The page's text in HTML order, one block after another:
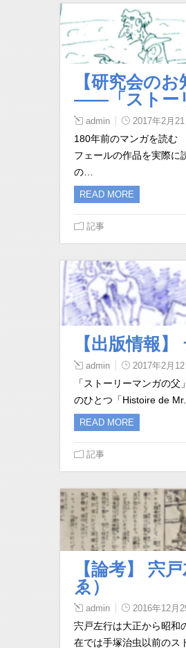
【研究会の
――「ストー
admin 2017年2月21
180年前のマンガを読む
フェールの作品を実際に
の…
READ MORE
記事
【出版情報
admin 2017年2月12
「ストーリーマンガの
のひとつ「Histoire de
READ MORE
記事
【論考】 宍
ゑ）
admin 2016年12月
宍戸左行は大正から昭和
在では手塚治虫以前のス